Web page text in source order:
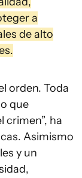
a
de alto
orden. Toda
que
crimen”, ha
Asimismo
y un